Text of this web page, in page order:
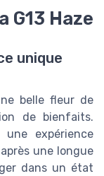
Haze
unique
belle fleur de
de bienfaits.
expérience
une longue
dans un état